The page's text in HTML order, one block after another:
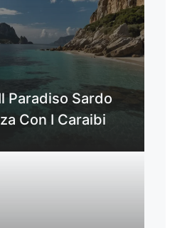
Paradiso Sardo
Con I Caraibi